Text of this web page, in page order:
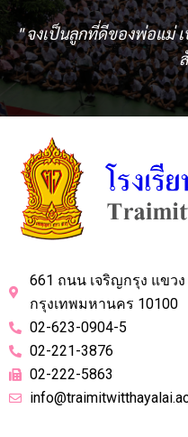
" จงเป็นลูกที่ดีของพ่อแม่
661 ถนน เจริญกรุง แขว
กรุงเทพมหานคร 10100
02-623-0904-5
02-221-3876
02-222-5863